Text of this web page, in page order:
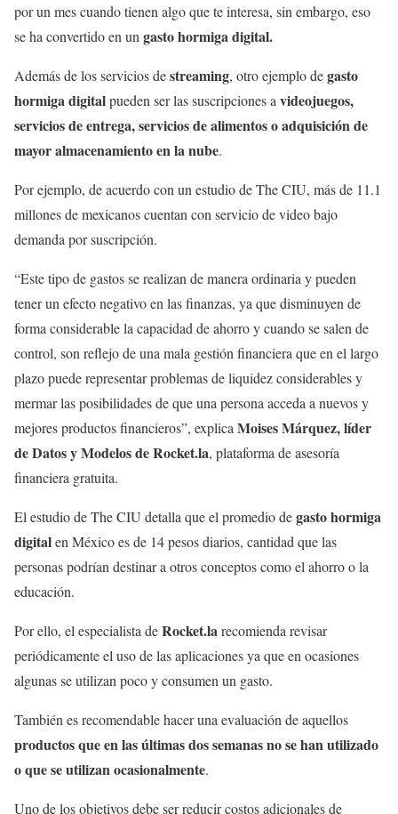
por un mes cuando tienen algo que te interesa, sin embargo, eso
se ha convertido en un gasto hormiga digital.
Además de los servicios destreaming, otro ejemplo degasto
hormiga digitalpueden ser las suscripciones a videojuegos,
servicios de entrega, servicios de alimentos o adquisición de
mayor almacenamiento en la nube.
Por ejemplo, de acuerdo con un estudio de The CIU, más de 11.1
millones de mexicanos cuentan con servicio de video bajo
demanda por suscripción.
“Este tipo de gastos se realizan de manera ordinaria y pueden
tener un efecto negativo en las finanzas, ya que disminuyen de
forma considerable la capacidad de ahorro y cuando se salen de
control, son reflejo de una mala gestión financiera que en el largo
plazo puede representar problemas de liquidez considerables y
mermar las posibilidades de que una persona acceda a nuevos y
mejores productos financieros”, explica Moises Márquez, líder
de Datos y Modelos de Rocket.la, plataforma de asesoría
financiera gratuita.
El estudio de The CIU detalla que el promedio degasto hormiga
digitalen México es de 14 pesos diarios, cantidad que las
personas podrían destinar a otros conceptos como el ahorro o la
educación.
Por ello, el especialista deRocket.larecomienda revisar
periódicamente el uso de las aplicaciones ya que en ocasiones
algunas se utilizan poco y consumen un gasto.
También es recomendable hacer una evaluación de aquellos
productos que en las últimas dos semanas no se han utilizado
o que se utilizan ocasionalmente.
Uno de los objetivos debe ser reducir costos adicionales de